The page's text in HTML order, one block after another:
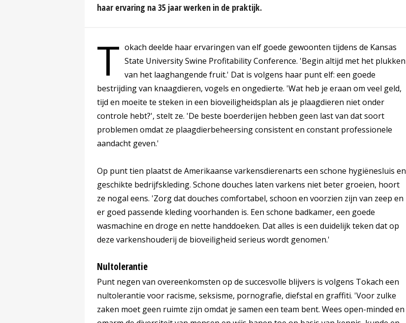
haar ervaring na 35 jaar werken in de praktijk.
T okach deelde haar ervaringen van elf goede gewoonten tijdens de Kansas
State University Swine Profitability Conference. 'Begin altijd met het plukken
van het laaghangende fruit.' Dat is volgens haar punt elf: een goede
bestrijding van knaagdieren, vogels en ongedierte. 'Wat heb je eraan om veel geld,
tijd en moeite te steken in een bioveiligheidsplan als je plaagdieren niet onder
controle hebt?', stelt ze. 'De beste boerderijen hebben geen last van dat soort
problemen omdat ze plaagdierbeheersing consistent en constant professionele
aandacht geven.'
Op punt tien plaatst de Amerikaanse varkensdierenarts een schone hygiënesluis en
geschikte bedrijfskleding. Schone douches laten varkens niet beter groeien, hoort
ze nogal eens. 'Zorg dat douches comfortabel, schoon en voorzien zijn van zeep en
er goed passende kleding voorhanden is. Een schone badkamer, een goede
wasmachine en droge en nette handdoeken. Dat alles is een duidelijk teken dat op
deze varkenshouderij de bioveiligheid serieus wordt genomen.'
Nultolerantie
Punt negen van overeenkomsten op de succesvolle blijvers is volgens Tokach een
nultolerantie voor racisme, seksisme, pornografie, diefstal en graffiti. 'Voor zulke
zaken moet geen ruimte zijn omdat je samen een team bent. Wees open-minded en